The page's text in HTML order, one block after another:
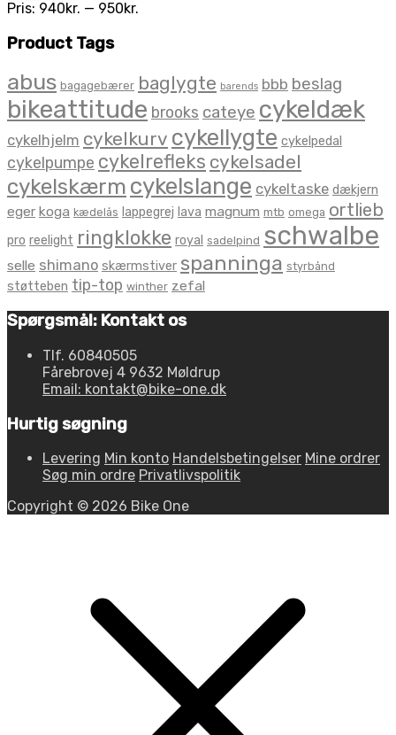
pris
pris
Pris: 940kr. — 950kr.
Product Tags
abus bagagebærer baglygte barends bbb beslag
bikeattitude brooks cateye cykeldæk
cykelhjelm cykelkurv cykellygte cykelpedal
cykelpumpe cykelrefleks cykelsadel
cykelskærm cykelslange cykeltaske dækjern
eger koga kædelås lappegrej lava magnum mtb omega ortlieb
pro reelight ringklokke royal sadelpind schwalbe
selle shimano skærmstiver spanninga styrbånd
støtteben tip-top winther zefal
Spørgsmål: Kontakt os
Tlf. 60840505
Fårebrovej 4 9632 Møldrup
Email: kontakt@bike-one.dk
Hurtig søgning
Levering Min konto Handelsbetingelser Mine ordrer
Søg min ordre Privatlivspolitik
Copyright © 2026 Bike One